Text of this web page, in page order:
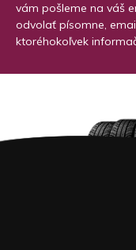
vám pošleme na váš
odvolať písomne,
ktoréhokoľvek